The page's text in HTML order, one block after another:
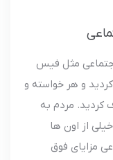
مثل فیس
کردید و هر خواسته و
کردید. مردم به
از اون ها
مزایای فوق